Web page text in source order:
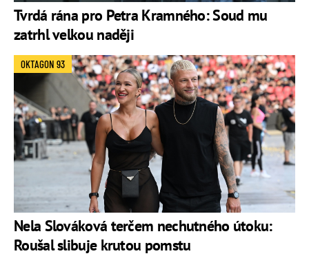
Tvrdá rána pro Petra Kramného: Soud mu
zatrhl velkou naději
Nela Slováková terčem nechutného útoku:
Roušal slibuje krutou pomstu
OKTAGON 93